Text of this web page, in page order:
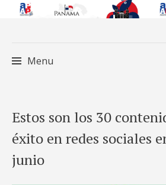
Menu
to
content
Estos son los 30
éxito en redes sociales
junio